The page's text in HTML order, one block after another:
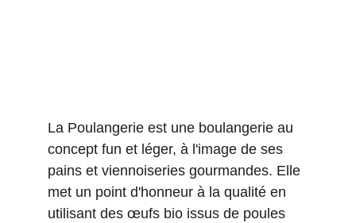
La Poulangerie est une boulangerie au
concept fun et léger, à l'image de ses
pains et viennoiseries gourmandes. Elle
met un point d'honneur à la qualité en
utilisant des œufs bio issus de poules